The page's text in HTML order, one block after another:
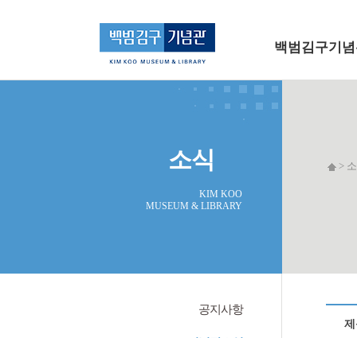
백범김구기
소식
KIM KOO
MUSEUM & LIBRARY
>
공지사항